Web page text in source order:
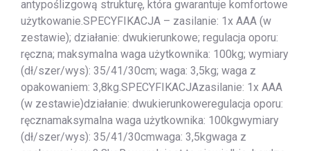
antypoślizgową strukturę, która gwarantuje komfortowe
użytkowanie.SPECYFIKACJA – zasilanie: 1x AAA (w
zestawie); działanie: dwukierunkowe; regulacja oporu:
ręczna; maksymalna waga użytkownika: 100kg; wymiary
(dł/szer/wys): 35/41/30cm; waga: 3,5kg; waga z
opakowaniem: 3,8kg.SPECYFIKACJAzasilanie: 1x AAA
(w zestawie)działanie: dwukierunkoweregulacja oporu:
ręcznamaksymalna waga użytkownika: 100kgwymiary
(dł/szer/wys): 35/41/30cmwaga: 3,5kgwaga z